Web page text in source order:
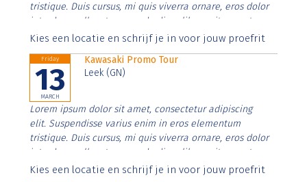
tristique. Duis cursus, mi quis viverra ornare, eros dolor
interdum nulla, ut commodo diam libero vitae erat.
Aenean faucibus nibh et justo cursus id rutrum lorem
Kies een locatie en schrijf je in voor jouw proefrit
Friday
13
MARCH
Kawasaki Promo Tour
Leek (GN)
Lorem ipsum dolor sit amet, consectetur adipiscing
elit. Suspendisse varius enim in eros elementum
tristique. Duis cursus, mi quis viverra ornare, eros dolor
interdum nulla, ut commodo diam libero vitae erat.
Aenean faucibus nibh et justo cursus id rutrum lorem
Kies een locatie en schrijf je in voor jouw proefrit